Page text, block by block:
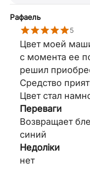
Рафаель
5
Цвет моей
с момента ее
решил
Средство
Цвет стал
насыщеннее, а
новая! Очень
Переваги
Возвращает
синий
Недоліки
нет